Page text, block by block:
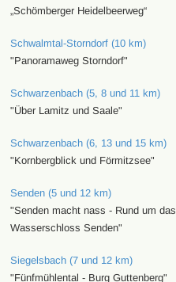
„Schömberger Heidelbeerweg“
Schwalmtal-Storndorf (10 km)
"Panoramaweg Storndorf"
Schwarzenbach (5, 8 und 11 km)
"Über Lamitz und Saale"
Schwarzenbach (6, 13 und 15 km)
"Kornbergblick und Förmitzsee"
Senden (5 und 12 km)
"Senden macht nass - Rund um das
Wasserschloss Senden"
Siegelsbach (7 und 12 km)
"Fünfmühlental - Burg Guttenberg"